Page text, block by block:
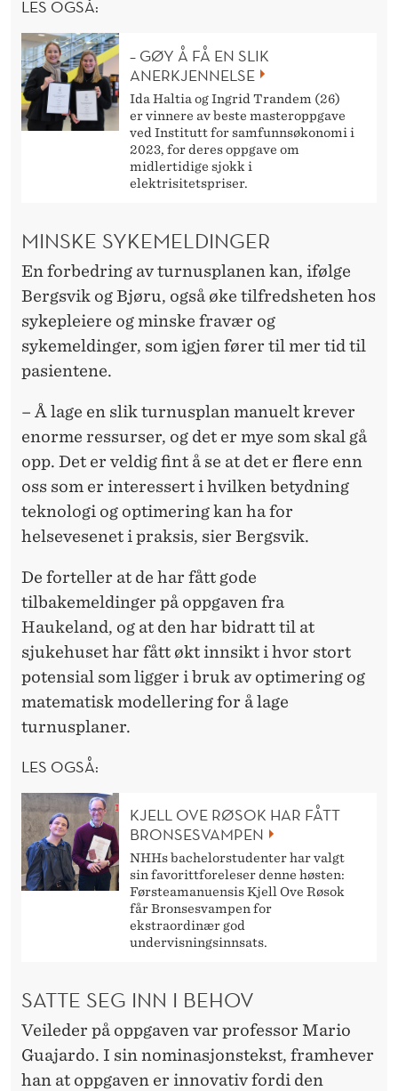
LES OGSÅ:
– GØY Å FÅ EN SLIK
ANERKJENNELSE
Ida Haltia og Ingrid Trandem (26)
er vinnere av beste masteroppgave
ved Institutt for samfunnsøkonomi i
2023, for deres oppgave om
midlertidige sjokk i
elektrisitetspriser.
MINSKE SYKEMELDINGER
En forbedring av turnusplanen kan, ifølge
Bergsvik og Bjøru, også øke tilfredsheten hos
sykepleiere og minske fravær og
sykemeldinger, som igjen fører til mer tid til
pasientene.
– Å lage en slik turnusplan manuelt krever
enorme ressurser, og det er mye som skal gå
opp. Det er veldig fint å se at det er flere enn
oss som er interessert i hvilken betydning
teknologi og optimering kan ha for
helsevesenet i praksis, sier Bergsvik.
De forteller at de har fått gode
tilbakemeldinger på oppgaven fra
Haukeland, og at den har bidratt til at
sjukehuset har fått økt innsikt i hvor stort
potensial som ligger i bruk av optimering og
matematisk modellering for å lage
turnusplaner.
LES OGSÅ:
KJELL OVE RØSOK HAR FÅTT
BRONSESVAMPEN
NHHs bachelorstudenter har valgt
sin favorittforeleser denne høsten:
Førsteamanuensis Kjell Ove Røsok
får Bronsesvampen for
ekstraordinær god
undervisningsinnsats.
SATTE SEG INN I BEHOV
Veileder på oppgaven var professor Mario
Guajardo. I sin nominasjonstekst, framhever
han at oppgaven er innovativ fordi den